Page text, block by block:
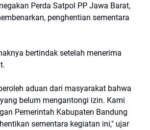
Perda Satpol PP Jawa Barat,
penghentian sementara
bertindak setelah menerima
aduan dari masyarakat bahwa
belum mengantongi izin. Kami
Pemerintah Kabupaten Bandung
sementara kegiatan ini," ujar